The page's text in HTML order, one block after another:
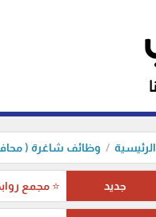
الرئيسية وظائف شاغرة (
جديد ⭐ مجمع